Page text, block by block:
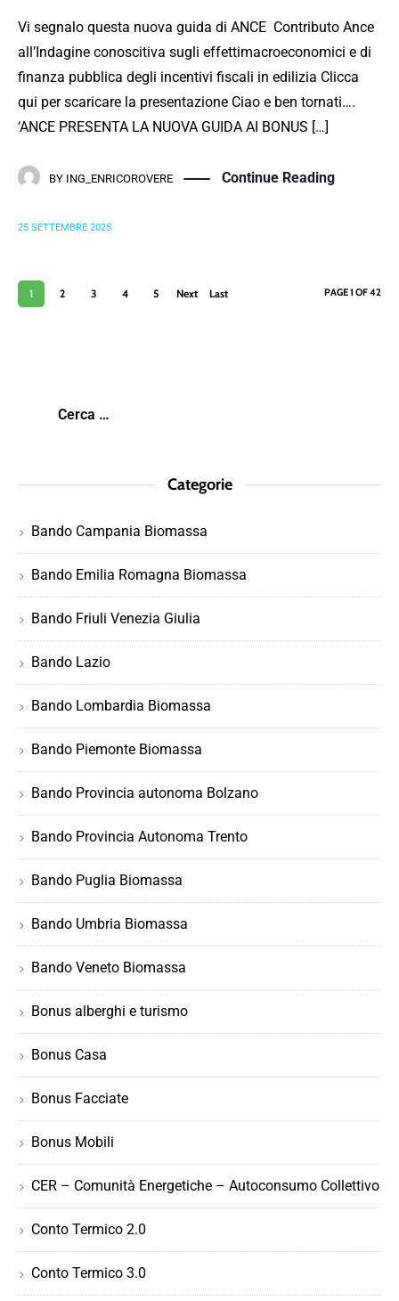
Vi segnalo questa nuova guida di ANCE Contributo Ance
all’Indagine conoscitiva sugli effettimacroeconomici e di
finanza pubblica degli incentivi fiscali in edilizia Clicca
qui per scaricare la presentazione Ciao e ben tornati….
‘ANCE PRESENTA LA NUOVA GUIDA AI BONUS […]
BY ING_ENRICOROVERE Continue Reading
25 SETTEMBRE 2025
1 2 3 4 5
Next
Last
PAGE 1 OF 42
Categorie
Bando Campania Biomassa
Bando Emilia Romagna Biomassa
Bando Friuli Venezia Giulia
Bando Lazio
Bando Lombardia Biomassa
Bando Piemonte Biomassa
Bando Provincia autonoma Bolzano
Bando Provincia Autonoma Trento
Bando Puglia Biomassa
Bando Umbria Biomassa
Bando Veneto Biomassa
Bonus alberghi e turismo
Bonus Casa
Bonus Facciate
Bonus Mobili
CER – Comunità Energetiche – Autoconsumo Collettivo
Conto Termico 2.0
Conto Termico 3.0